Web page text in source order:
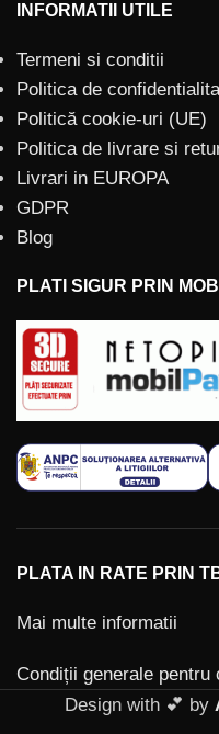
INFORMATII UTILE
Termeni si conditii
Politica de
Politică cookie-uri (UE)
Politica de livrare si
Livrari in EUROPA
GDPR
Blog
PLATI SIGUR PRIN
PLATA IN RATE PRIN
Mai multe informatii
Condiții generale pentru
Design with 💕 by